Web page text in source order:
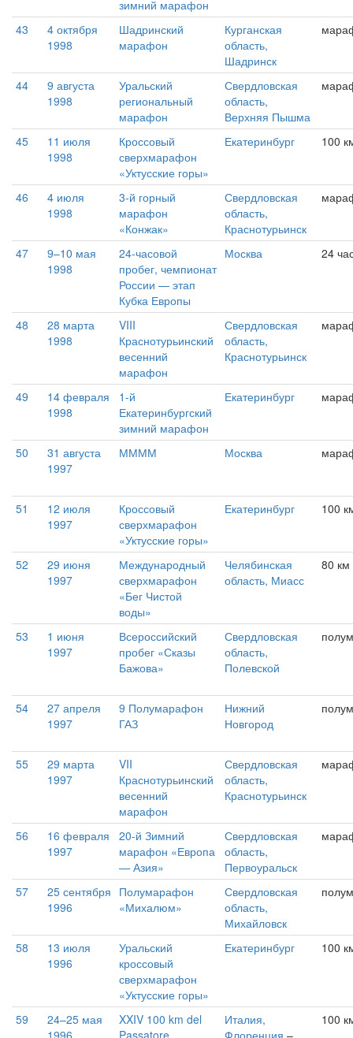
зимний марафон
43
4 октября
1998
Шадринский
марафон
Курганская
область,
Шадринск
44
9 августа
1998
Уральский
региональный
марафон
Свердловская
область,
Верхняя Пышма
45
11 июля
1998
Кроссовый
сверхмарафон
«Уктусские горы»
Екатеринбург 100
46
4 июля
1998
3-й горный
марафон
«Конжак»
Свердловская
область,
Краснотурьинск
47
9–10 мая
1998
24-часовой
пробег, чемпионат
России — этап
Кубка Европы
Москва 24
48
28 марта
1998
VIII
Краснотурьинский
весенний
марафон
Свердловская
область,
Краснотурьинск
49
14 февраля
1998
1-й
Екатеринбургский
зимний марафон
Екатеринбург
50
31 августа
1997
ММММ Москва
51
12 июля
1997
Кроссовый
сверхмарафон
«Уктусские горы»
Екатеринбург 100
52
29 июня
1997
Международный
сверхмарафон
«Бег Чистой
воды»
Челябинская
область, Миасс
80 км
53
1 июня
1997
Всероссийский
пробег «Сказы
Бажова»
Свердловская
область,
Полевской
54
27 апреля
1997
9 Полумарафон
ГАЗ
Нижний
Новгород
55
29 марта
1997
VII
Краснотурьинский
весенний
марафон
Свердловская
область,
Краснотурьинск
56
16 февраля
1997
20-й Зимний
марафон «Европа
— Азия»
Свердловская
область,
Первоуральск
57
25 сентября
1996
Полумарафон
«Михалюм»
Свердловская
область,
Михайловск
58
13 июля
1996
Уральский
кроссовый
сверхмарафон
«Уктусские горы»
Екатеринбург 100
59
24–25 мая
XXIV 100 km del
Италия,
100